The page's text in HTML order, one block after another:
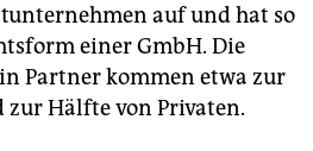
auf und hat so
einer GmbH. Die
Partner kommen etwa zur
Hälfte von Privaten.